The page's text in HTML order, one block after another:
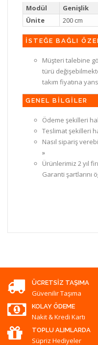
Modül Genişlik
Ünite
200 cm
İSTEĞE BAĞLI
Müşteri talebine
türü
takım fiyatına
GENEL BİLGİLER
Ödeme şekilleri
Teslimat şekilleri
Nasıl sipariş
»
Ürünlerimiz 2 yıl
Garanti şartlarını
ÜCRETSIZ TAŞIMA
Güvenilir Taşıma
KOLAY ÖDEME
Nakit & Kredi Kartı
TOPLU ALIMLARDA
Süpriz Hediyeler